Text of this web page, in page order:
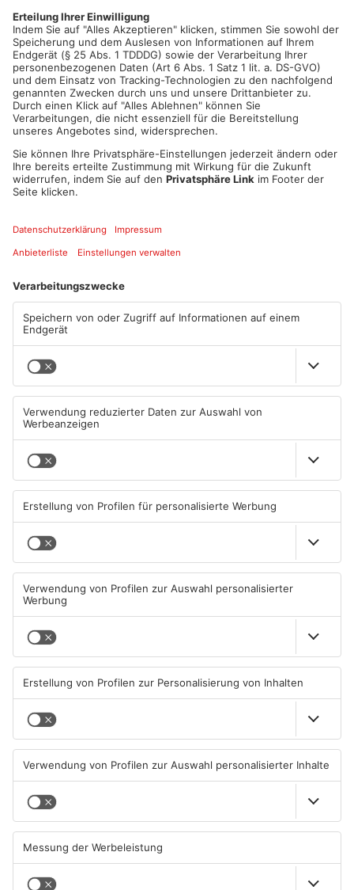
festnehmen. Die 20-, 24- und 30-Jährigen sollen auf einem
Parkplatz immer wieder mit Rauschmitteln gehandelt haben.
Bei einer Kontrolle wurden sie jetzt festgenommen. Sie hatten
über 10.000 Euro Bargeld und rund einen Kilo Haschisch dabei.
Artikel teilen
ANZEIGE
Mehr aus Hanau
Streit eskaliert in Hanau -
Polizei sucht Zeugen
06.08.2026, 11:30 UHR IN HANAU
Hanau: Kleinkraftradfahrer
mit 101 km/h erwischt
05.08.2026, 13:36 UHR IN HANAU
Frau in Hanau gewaltsam
umgekommen: Mann
festgenommen
05.08.2026, 12:47 UHR IN HANAU
Prozess in Hanau:
Versuchter Totschlag mit